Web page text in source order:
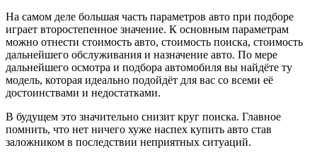
На самом деле большая часть параметров авто при подборе
играет второстепенное значение. К основным параметрам
можно отнести стоимость авто, стоимость поиска, стоимость
дальнейшего обслуживания и назначение авто. По мере
дальнейшего осмотра и подбора автомобиля вы найдёте ту
модель, которая идеально подойдёт для вас со всеми её
достоинствами и недостатками.
В будущем это значительно снизит круг поиска. Главное
помнить, что нет ничего хуже наспех купить авто став
заложником в последствии неприятных ситуаций.